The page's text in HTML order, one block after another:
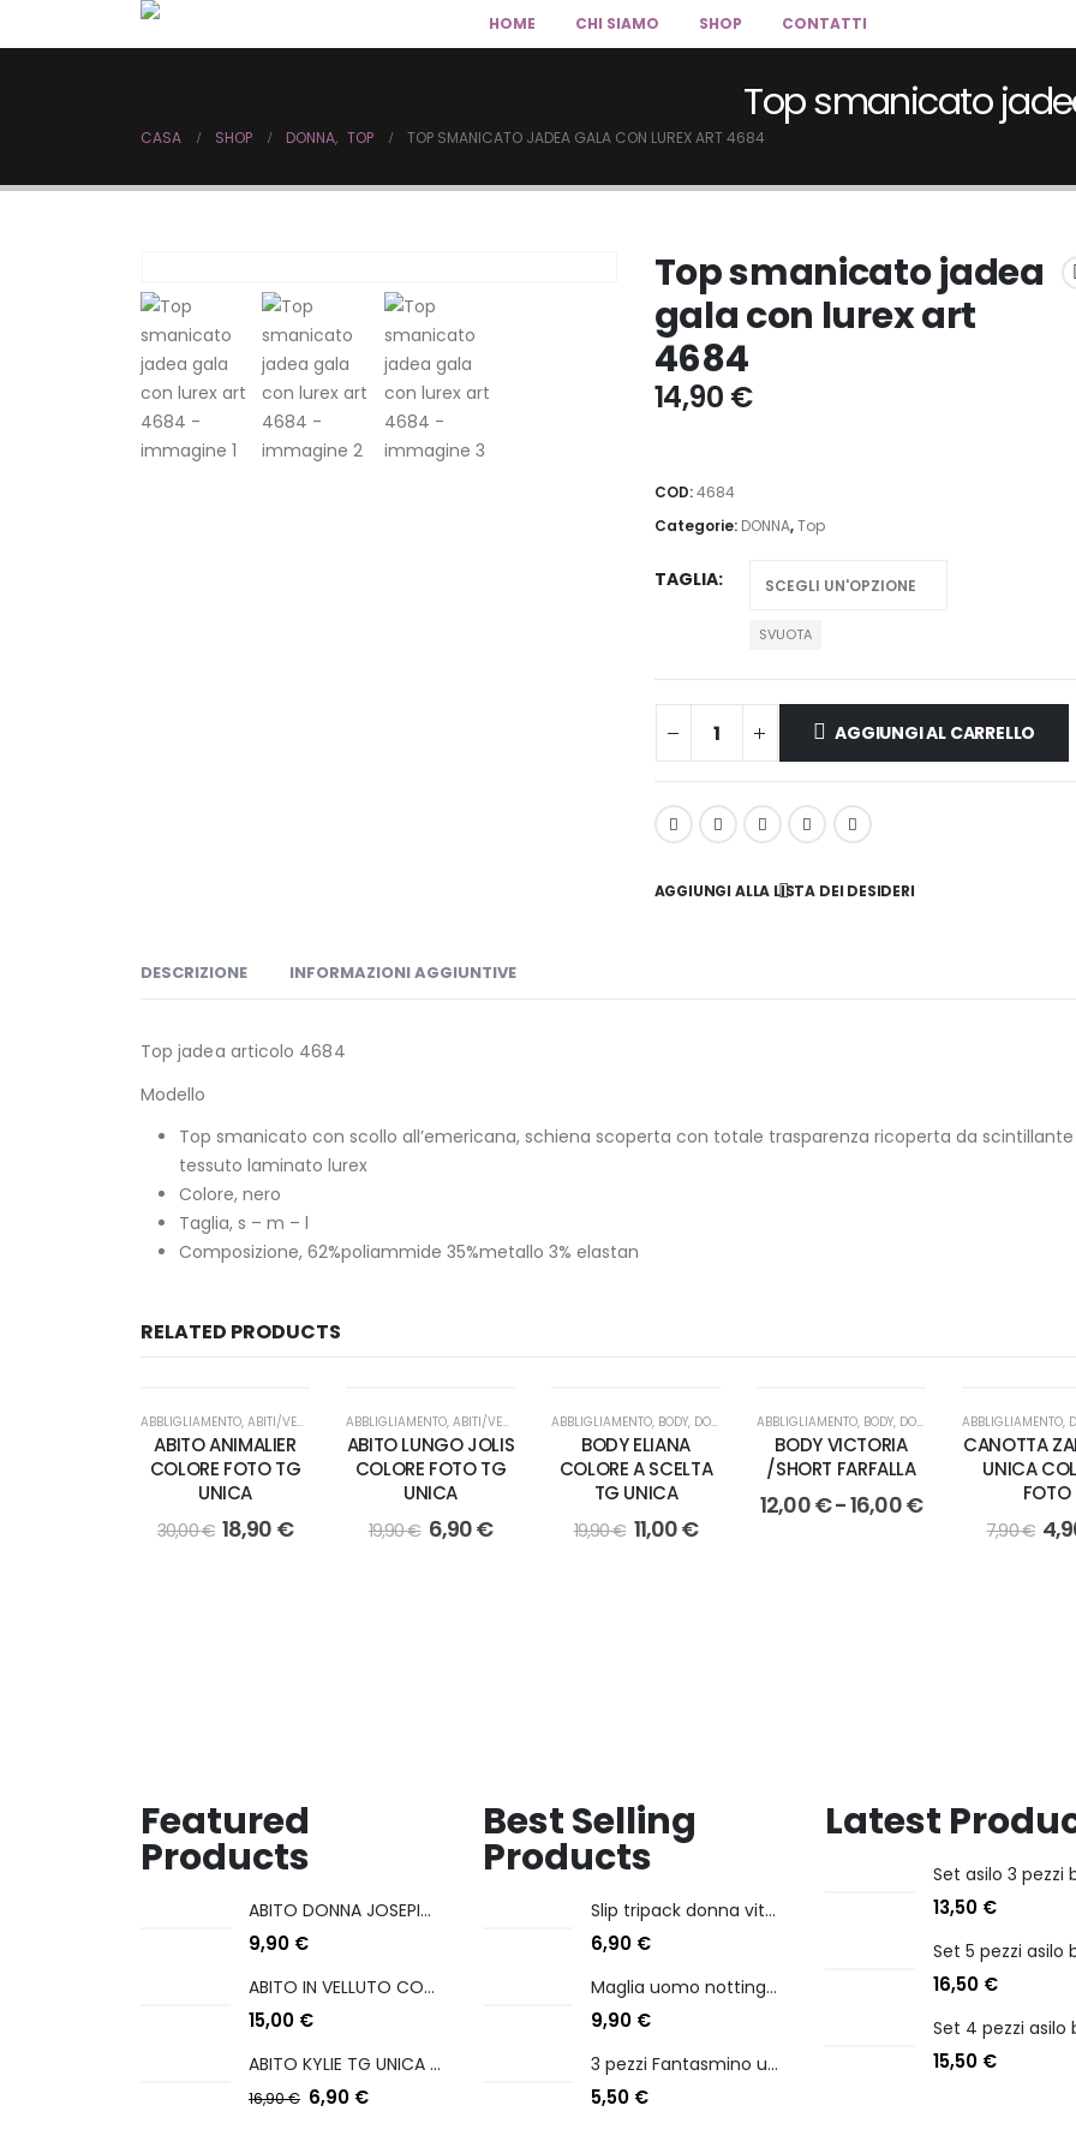
HOME CHI SIAMO SHOP CONTATTI
Top smanicato
CASA SHOP DONNA, TOP TOP SMANICATO JADEA GALA CON LUREX ART 4684
Top smanicato jadea
gala con lurex art
4684
14,90 €
COD:4684
Categorie: DONNA,Top
TAGLIA
SVUOTA
AGGIUNGI AL CARRELLO
AGGIUNGI ALLA LISTA DEI DESIDERI
DESCRIZIONE INFORMAZIONI AGGIUNTIVE
Top jadea articolo 4684
Modello
Top smanicato con scollo all’emericana, schiena scoperta con totale trasparenza ricoperta da scintillante
tessuto laminato lurex
Colore, nero
Taglia, s – m – l
Composizione, 62%poliammide 35%metallo 3% elastan
RELATED PRODUCTS
ABBLIGLIAMENTO, ABITI/VESTITI DONNA
ABITO ANIMALIER
COLORE FOTO TG
UNICA
30,00€ 18,90 €
ABBLIGLIAMENTO, ABITI/VESTITI DONNA
ABITO LUNGO JOLIS
COLORE FOTO TG
UNICA
19,90€ 6,90€
ABBLIGLIAMENTO, BODY, DONNA
BODY ELIANA
COLORE A SCELTA
TG UNICA
19,90€ 11,00€
ABBLIGLIAMENTO, BODY, DONNA SHORT
BODY VICTORIA
/SHORT FARFALLA
12,00€-16,00€
ABBLIGLIAMENTO,
CANOTTA
UNICA
FOTO
7,90€
Featured
Products
ABITO DONNA JOSEPINA MIS M/L
9,90 €
ABITO IN VELLUTO CON COULISSE LATERALE
15,00 €
ABITO KYLIE TG UNICA COL A SCELTA
16,90€ 6,90 €
Best Selling
Products
Slip tripack donna vita bassa cotonella art 3165 in cotone elasticizzato
6,90 €
Maglia uomo nottingham in caldo cotone scollo a v manica lunga
9,90 €
3 pezzi Fantasmino unisex diadora in cotone mercerizzato tg dalla 35 alla 46
5,50 €
Latest
13,50 €
16,50 €
15,50 €